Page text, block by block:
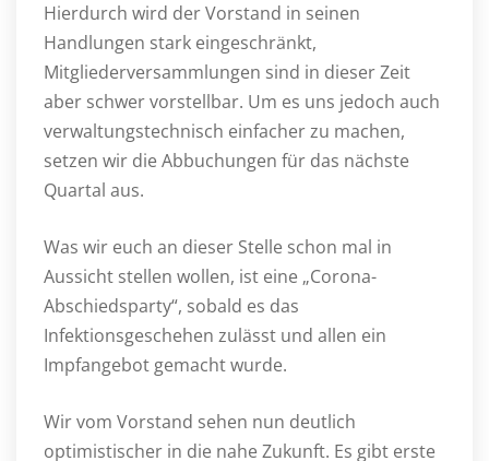
Hierdurch wird der Vorstand in seinen
Handlungen stark eingeschränkt,
Mitgliederversammlungen sind in dieser Zeit
aber schwer vorstellbar. Um es uns jedoch auch
verwaltungstechnisch einfacher zu machen,
setzen wir die Abbuchungen für das nächste
Quartal aus.
Was wir euch an dieser Stelle schon mal in
Aussicht stellen wollen, ist eine „Corona-
Abschiedsparty“, sobald es das
Infektionsgeschehen zulässt und allen ein
Impfangebot gemacht wurde.
Wir vom Vorstand sehen nun deutlich
optimistischer in die nahe Zukunft. Es gibt erste